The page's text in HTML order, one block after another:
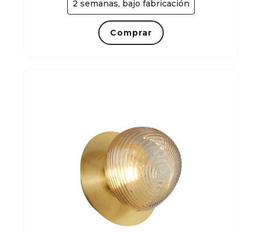
2 semanas, bajo fabricación
Comprar